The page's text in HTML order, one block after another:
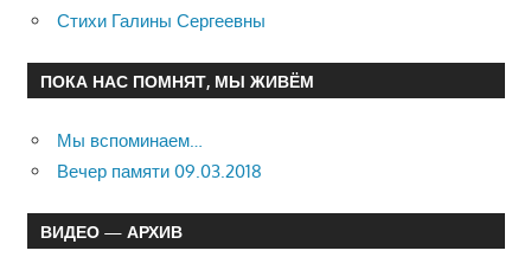
Стихи Галины Сергеевны
ПОКА НАС ПОМНЯТ, МЫ ЖИВЁМ
Мы вспоминаем…
Вечер памяти 09.03.2018
ВИДЕО — АРХИВ